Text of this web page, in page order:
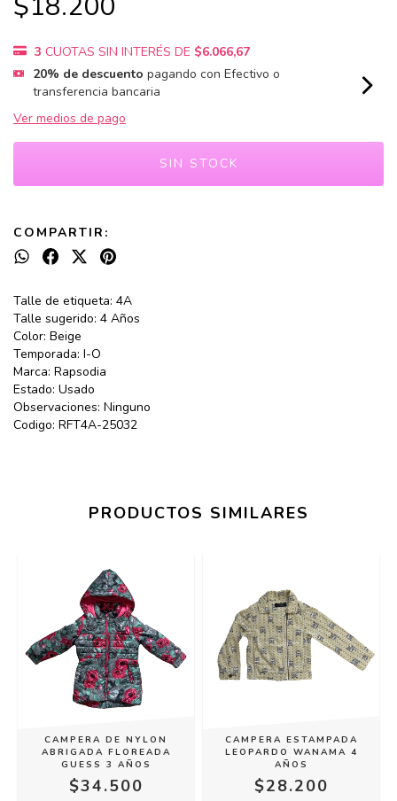
3 CUOTAS SIN INTERÉS DE $6.066,67
20% de descuento pagando con Efectivo o
transferencia bancaria
Ver medios de pago
COMPARTIR:
Talle de etiqueta: 4A
Talle sugerido: 4 Años
Color: Beige
Temporada: I-O
Marca: Rapsodia
Estado: Usado
Observaciones: Ninguno
Codigo: RFT4A-25032
PRODUCTOS SIMILARES
CAMPERA DE NYLON
ABRIGADA FLOREADA
GUESS 3 AÑOS
$34.500
CAMPERA ESTAMPADA
LEOPARDO WANAMA 4
AÑOS
$28.200